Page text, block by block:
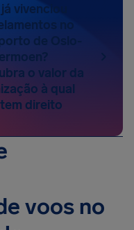
vivenciou
no
de Oslo-
o valor da
à qual
direito
voos no